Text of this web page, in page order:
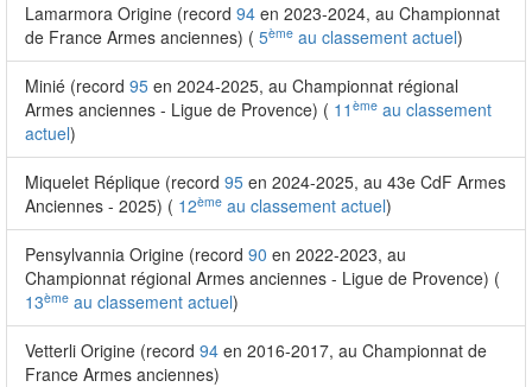
Lamarmora Origine (record 94 en 2023-2024, au Championnat
de France Armes anciennes) ( 5ème au classement actuel)
Minié (record 95 en 2024-2025, au Championnat régional
Armes anciennes - Ligue de Provence) ( 11 ème au classement
actuel)
Miquelet Réplique (record 95 en 2024-2025, au 43e CdF Armes
Anciennes - 2025) ( 12ème au classement actuel)
Pensylvannia Origine (record 90 en 2022-2023, au
Championnat régional Armes anciennes - Ligue de Provence) (
13ème au classement actuel)
Vetterli Origine (record 94 en 2016-2017, au Championnat de
France Armes anciennes)